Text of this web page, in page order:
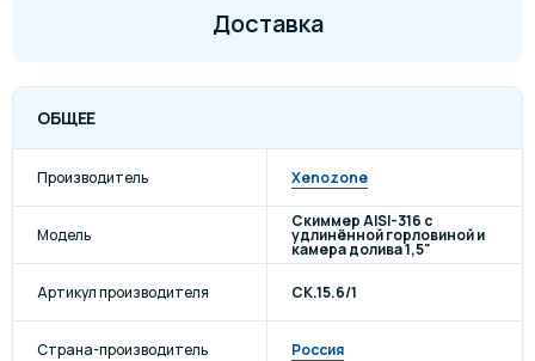
Доставка
ОБЩЕЕ
Производитель Xenozone
Модель
Скиммер AISI-316 с
удлинённой горловиной и
камера долива 1,5"
Артикул производителя СК.15.6/1
Страна-производитель Россия